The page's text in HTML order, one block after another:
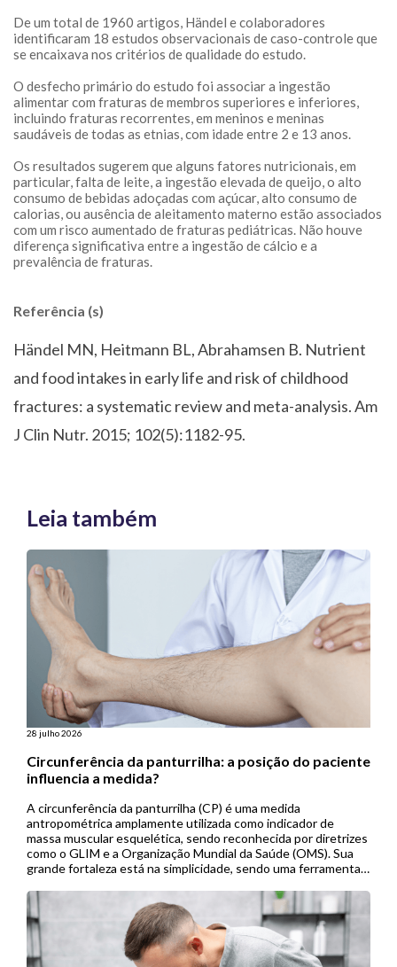
De um total de 1960 artigos, Händel e colaboradores
identificaram 18 estudos observacionais de caso-controle que
se encaixava nos critérios de qualidade do estudo.
O desfecho primário do estudo foi associar a ingestão
alimentar com fraturas de membros superiores e inferiores,
incluindo fraturas recorrentes, em meninos e meninas
saudáveis de todas as etnias, com idade entre 2 e 13 anos.
Os resultados sugerem que alguns fatores nutricionais, em
particular, falta de leite, a ingestão elevada de queijo, o alto
consumo de bebidas adoçadas com açúcar, alto consumo de
calorias, ou ausência de aleitamento materno estão associados
com um risco aumentado de fraturas pediátricas. Não houve
diferença significativa entre a ingestão de cálcio e a
prevalência de fraturas.
Referência (s)
Händel MN, Heitmann BL, Abrahamsen B. Nutrient
and food intakes in early life and risk of childhood
fractures: a systematic review and meta-analysis. Am
J Clin Nutr. 2015; 102(5):1182-95.
Leia também
28 julho 2026
Circunferência da panturrilha: a posição do paciente
influencia a medida?
A circunferência da panturrilha (CP) é uma medida
antropométrica amplamente utilizada como indicador de
massa muscular esquelética, sendo reconhecida por diretrizes
como o GLIM e a Organização Mundial da Saúde (OMS). Sua
grande fortaleza está na simplicidade, sendo uma ferramenta
útil em contextos de menor […]